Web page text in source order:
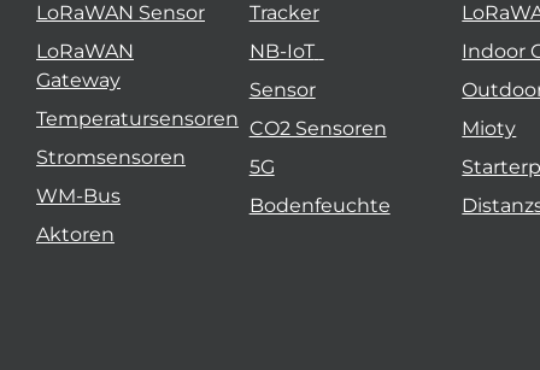
LoRaWAN Sensor
LoRaWAN
Gateway
Temperatursensoren
Stromsensoren
WM-Bus
Aktoren
Tracker
NB-IoT
Sensor
CO2 Sensoren
5G
Bodenfeuchte
Indoor
Mioty